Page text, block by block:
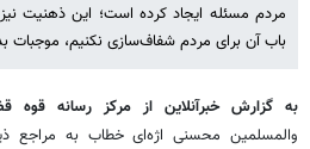
مردم مسئله ایجاد کرده است؛ این ذهنیت
باب آن برای مردم شفاف‌سازی نکنیم، موجبات
به گزارش خبرآنلاین از مرکز رسانه قوه
والمسلمین محسنی اژه‌ای خطاب به مراجع